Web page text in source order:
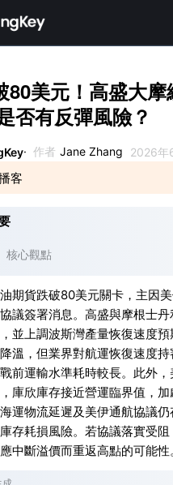
80美元！高盛大
否有反彈風險？
作者 Jane Zhang 2026年
客
核心觀點
期貨跌破80美元關卡，主因
議簽署消息。高盛與摩根士
並上調波斯灣產量恢復速度
溫，但業界對航運恢復速度
前運輸水準耗時較長。此外
庫欣庫存接近營運臨界值，
運物流延遲及美伊通航協議
存耗損風險。若協議落實受
中斷溢價而重返高點的可能性